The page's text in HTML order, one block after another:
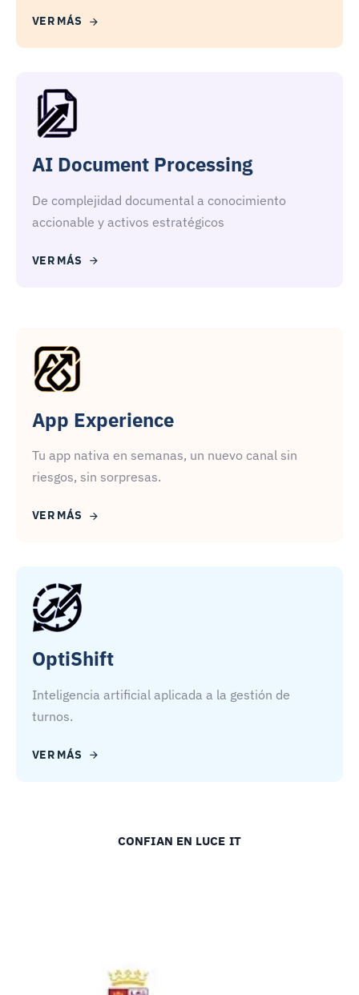
VER MÁS
AI Document Processing
De complejidad documental a conocimiento
accionable y activos estratégicos
VER MÁS
App Experience
Tu app nativa en semanas, un nuevo canal sin
riesgos, sin sorpresas.
VER MÁS
OptiShift
Inteligencia artificial aplicada a la gestión de
turnos.
VER MÁS
CONFIAN EN LUCE IT